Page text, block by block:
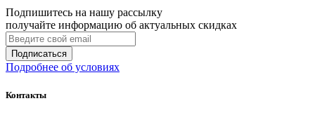
Подпишитесь на нашу рассылку
получайте информацию об актуальных скидках
Подписаться
Подробнее об условиях
Контакты